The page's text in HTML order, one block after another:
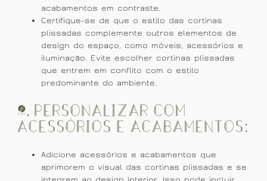
acabamentos em contraste.
Certifique-se de que o estilo das cortinas
plissadas complemente outros elementos de
design do espaço, como móveis, acessórios e
iluminação. Evite escolher cortinas plissadas
que entrem em conflito com o estilo
predominante do ambiente.
5. Personalizar com
Acessórios e Acabamentos:
Adicione acessórios e acabamentos que
aprimorem o visual das cortinas plissadas e se